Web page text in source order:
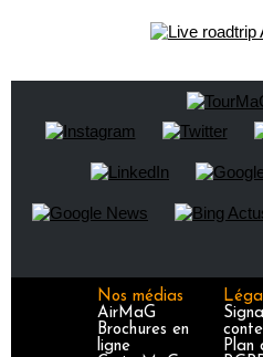
Nos médias
AirMaG
Brochures en
ligne
Plan